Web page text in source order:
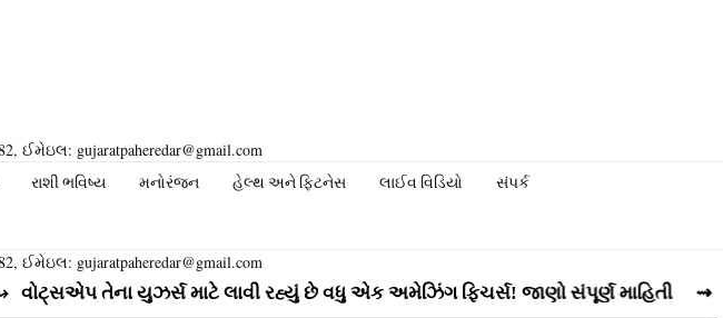
ઈમેઇલ: gujaratpaheredar@gmail.com
રાશી ભવિષ્ય મનોરંજન હેલ્થ અને ફિટનેસ લાઈવ વિડિયો સંપર્ક
ઈમેઇલ: gujaratpaheredar@gmail.com
તેના યુઝર્સ માટે લાવી રહ્યું છે વધુ એક અમેઝિંગ ફિચર્સ! જાણો સંપૂર્ણ માહિતી ⇝